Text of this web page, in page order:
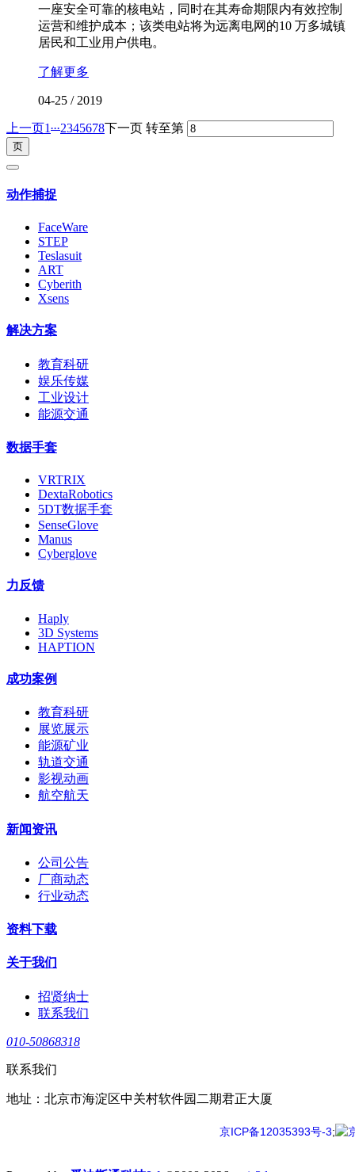
一座安全可靠的核电站，同时在其寿命期限内有效控制
运营和维护成本；该类电站将为远离电网的10 万多城镇
居民和工业用户供电。
了解更多
04-25 / 2019
上一页1...2345678下一页 转至第
动作捕捉
FaceWare
STEP
Teslasuit
ART
Cyberith
Xsens
解决方案
教育科研
娱乐传媒
工业设计
能源交通
数据手套
VRTRIX
DextaRobotics
5DT数据手套
SenseGlove
Manus
Cyberglove
力反馈
Haply
3D Systems
HAPTION
成功案例
教育科研
展览展示
能源矿业
轨道交通
影视动画
航空航天
新闻资讯
公司公告
厂商动态
行业动态
资料下载
关于我们
招贤纳士
联系我们
010-50868318
联系我们
地址：北京市海淀区中关村软件园二期君正大厦
京ICP备12035393号-3;